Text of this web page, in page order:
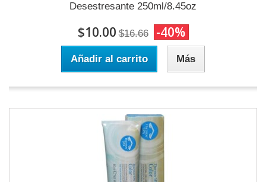
Desestresante 250ml/8.45oz
$10.00 $16.66 -40%
Añadir al carrito Más